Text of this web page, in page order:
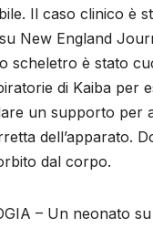
Il caso clinico è
New England
scheletro è stato
di Kaiba per
un supporto per
dell’apparato.
dal corpo.
– Un neonato